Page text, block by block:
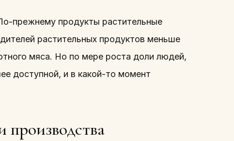
прежнему продукты растительные
растительных продуктов меньше
мяса. Но по мере роста доли людей,
доступной, и в какой-то момент
производства